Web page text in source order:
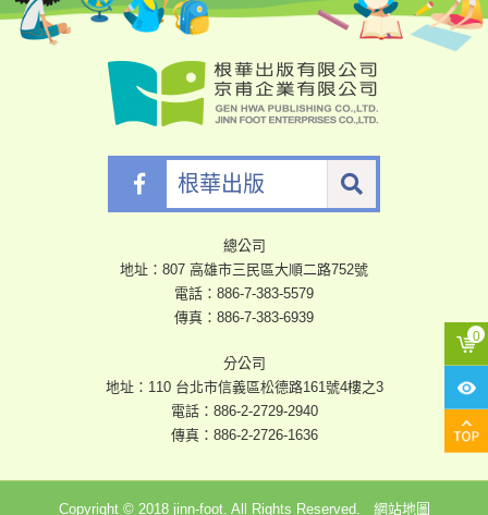
根華出版
總公司
地址：807 高雄市三民區大順二路752號
電話： 886-7-383-5579
傳真：886-7-383-6939
分公司
地址：110 台北市信義區松德路161號4樓之3
電話： 886-2-2729-2940
傳真：886-2-2726-1636
Copyright © 2018 jinn-foot. All Rights Reserved. 網站地圖